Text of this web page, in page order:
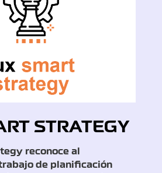
STRATEGY
reconoce al
de planificación